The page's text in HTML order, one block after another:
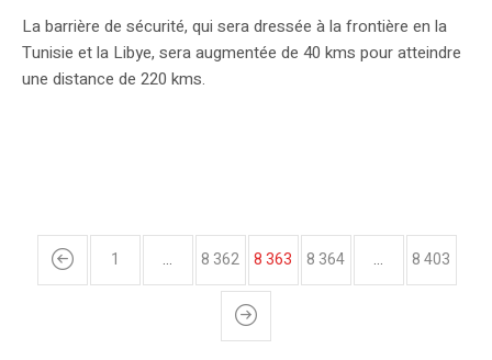
La barrière de sécurité, qui sera dressée à la frontière en la
Tunisie et la Libye, sera augmentée de 40 kms pour atteindre
une distance de 220 kms.
1 … 8 362 8 363 8 364 … 8 403